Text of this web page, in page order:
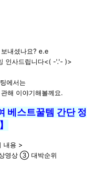
내셨나요? e.e
인사드립니다<( -'.'- )>
에서는
해 이야기해볼께요.
베스트꿀템 간단 정
내용 >
상 ③ 대박순위